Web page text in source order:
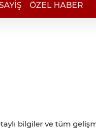
ÖZEL HABER
bilgiler ve tüm